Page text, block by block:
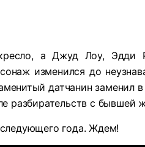
а Джуд Лоу, Эдди
изменился до
датчанин заменил
разбирательств с бывшей
года. Ждем!